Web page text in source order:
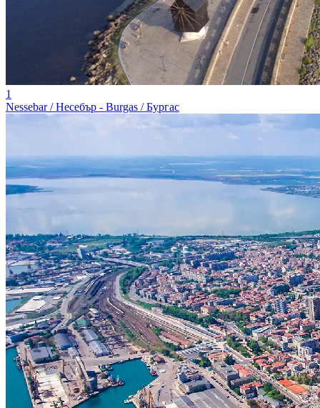
1
Nessebar / Несебър - Burgas / Бургас